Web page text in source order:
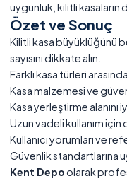
uygunluk, kilitli kasaların
Özet ve Sonuç
Kilitli kasa büyüklüğünü
sayısını dikkate alın.
Farklı kasa türleri
Kasa malzemesi ve
Kasa yerleştirme alanını
Uzun vadeli kullanım için
Kullanıcı yorumları ve
Güvenlik standartlarına
Kent Depoolarak